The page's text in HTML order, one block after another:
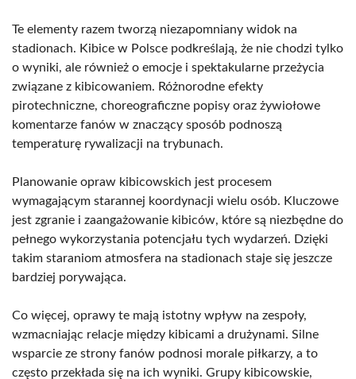
Te elementy razem tworzą niezapomniany widok na
stadionach. Kibice w Polsce podkreślają, że nie chodzi tylko
o wyniki, ale również o emocje i spektakularne przeżycia
związane z kibicowaniem. Różnorodne efekty
pirotechniczne, choreograficzne popisy oraz żywiołowe
komentarze fanów w znaczący sposób podnoszą
temperaturę rywalizacji na trybunach.
Planowanie opraw kibicowskich jest procesem
wymagającym starannej koordynacji wielu osób. Kluczowe
jest zgranie i zaangażowanie kibiców, które są niezbędne do
pełnego wykorzystania potencjału tych wydarzeń. Dzięki
takim staraniom atmosfera na stadionach staje się jeszcze
bardziej porywająca.
Co więcej, oprawy te mają istotny wpływ na zespoły,
wzmacniając relacje między kibicami a drużynami. Silne
wsparcie ze strony fanów podnosi morale piłkarzy, a to
często przekłada się na ich wyniki. Grupy kibicowskie,